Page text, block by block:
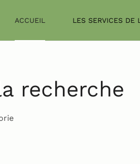
ACCUEIL LES SERVICES DE
recherche